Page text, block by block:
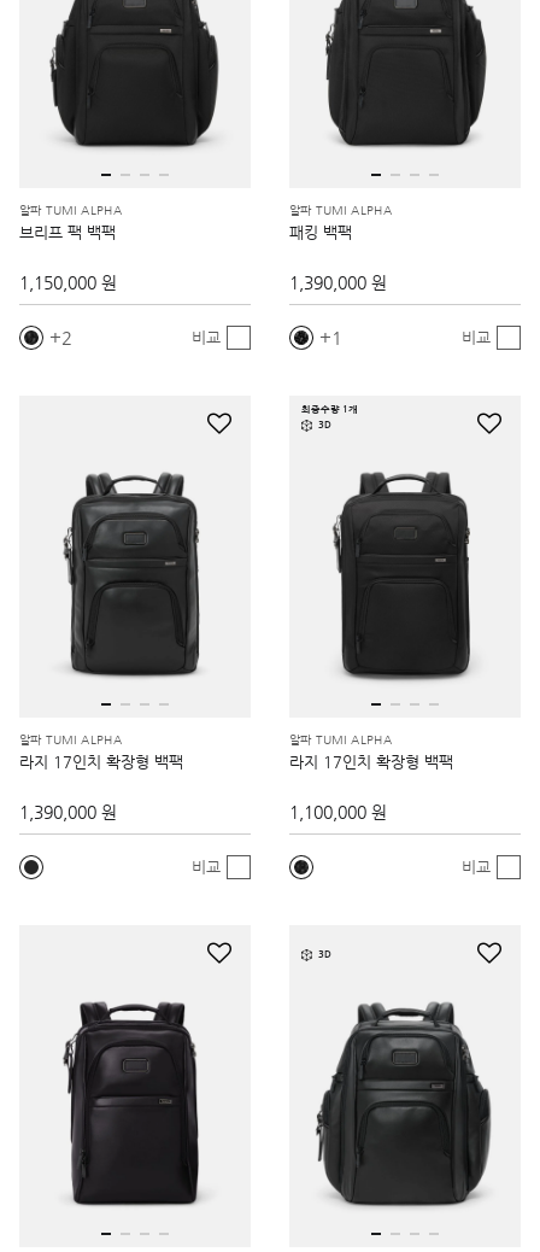
알파 TUMI ALPHA
브리프 팩 백팩
1,150,000 원
2 비교
알파 TUMI ALPHA
패킹 백팩
1,390,000 원
1 비교
알파 TUMI ALPHA
라지 17인치 확장형 백팩
1,390,000 원
비교
최종수량 1개
3D
알파 TUMI ALPHA
라지 17인치 확장형 백팩
1,100,000 원
비교
3D